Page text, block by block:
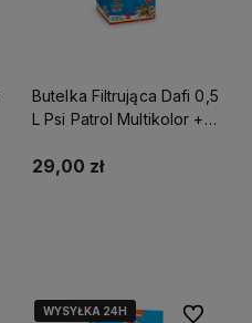
Butelka Filtrująca Dafi 0,5
L Psi Patrol Multikolor + 1
29,00 zł
WYSYŁKA 24H
WYSYŁKA 24H Do